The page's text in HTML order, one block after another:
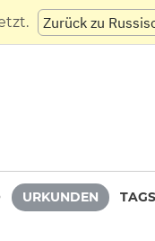
Zurück zu
URKUNDEN TAGS